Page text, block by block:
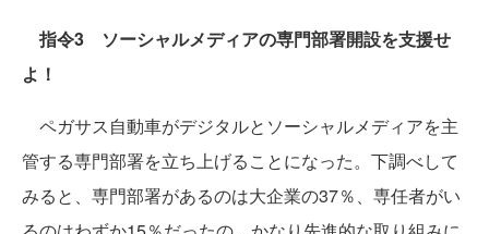
指令3 ソーシャルメディアの専門部署開設を支援せ
よ！
ペガサス自動車がデジタルとソーシャルメディアを主
管する専門部署を立ち上げることになった。下調べして
みると、専門部署があるのは大企業の37％、専任者がい